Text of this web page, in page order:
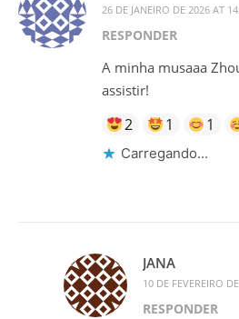
26 DE JANEIRO DE 2026 AT
RESPONDER
A minha musaaa
assistir!
2 1 1
Carregando...
JANA
10 DE FEVEREIRO
RESPONDER